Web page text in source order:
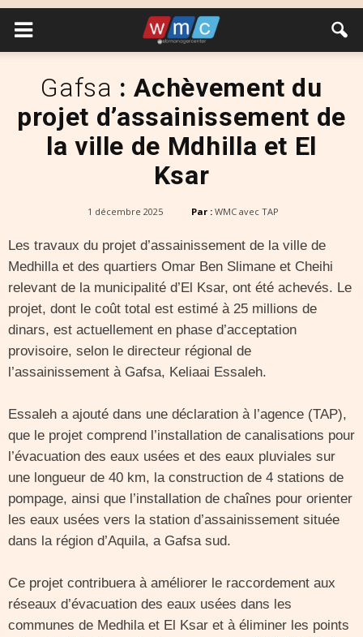
Gafsa : Achèvement du
projet d’assainissement de
la ville de Mdhilla et El
Ksar
1 décembre 2025 Par : WMC avec TAP
Les travaux du projet d’assainissement de la ville de
Medhilla et des quartiers Omar Ben Slimane et Cheihi
relevant de la municipalité d’El Ksar, ont été achevés. Le
projet, dont le coût total est estimé à 25 millions de
dinars, est actuellement en phase d’acceptation
provisoire, selon le directeur régional de
l’assainissement à Gafsa, Keliaai Essaleh.
Essaleh a ajouté dans une déclaration à l’agence (TAP),
que le projet comprend l’installation de canalisations pour
l’évacuation des eaux usées et des eaux pluviales sur
une longueur de 40 km, la construction de 4 stations de
pompage, ainsi que l’installation de chaînes pour orienter
les eaux usées vers la station d’assainissement située
dans la région d’Aquila, a Gafsa sud.
Ce projet contribuera à améliorer le raccordement aux
réseaux d’évacuation des eaux usées dans les
communes de Medhila et El Ksar et à éliminer les points